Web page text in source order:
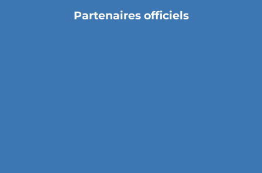
Partenaires officiels